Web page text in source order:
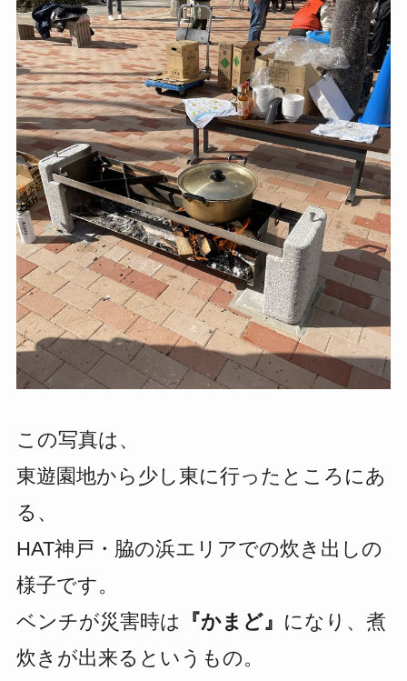
この写真は、
東遊園地から少し東に行ったところにあ
る、
HAT神戸・脇の浜エリアでの炊き出しの
様子です。
ベンチが災害時は
『かまど』 になり、煮
炊きが出来るというもの。